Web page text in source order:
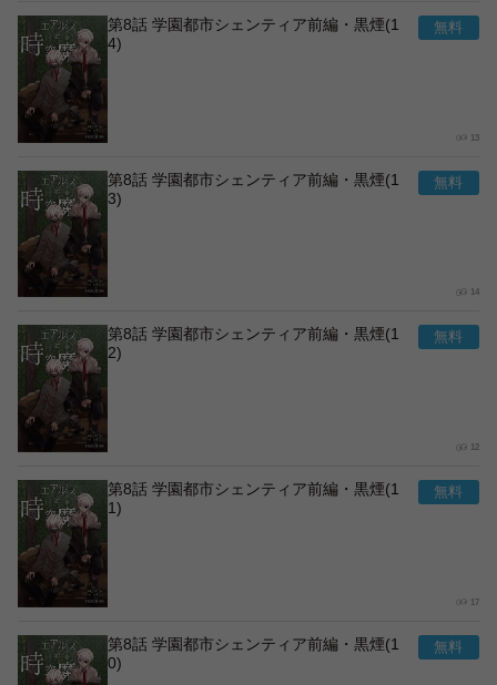
第8話 学園都市シェンティア前編・黒煙(1
4)
13
第8話 学園都市シェンティア前編・黒煙(1
3)
14
第8話 学園都市シェンティア前編・黒煙(1
2)
12
第8話 学園都市シェンティア前編・黒煙(1
1)
17
第8話 学園都市シェンティア前編・黒煙(1
0)